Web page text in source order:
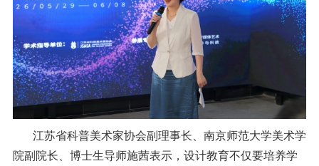
江苏省科普美术家协会副理事长、南京师范大学美术学
院副院长、博士生导师施茜表示，设计教育不仅要培养学